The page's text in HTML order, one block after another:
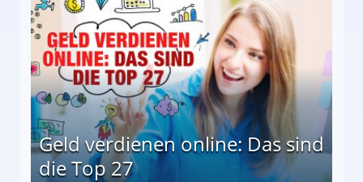
Geld verdienen online: Das sind
die Top 27